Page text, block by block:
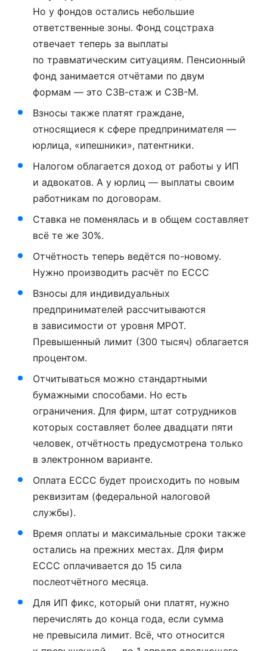
Но у фондов остались небольшие
ответственные зоны. Фонд соцстраха
отвечает теперь за выплаты
по травматическим ситуациям. Пенсионный
фонд занимается отчётами по двум
формам — это С3В-стаж и С3В-М.
Взносы также платят граждане,
относящиеся к сфере предпринимателя —
юрлица, «ипешники», патентники.
Налогом облагается доход от работы у ИП
и адвокатов. А у юрлиц — выплаты своим
работникам по договорам.
Ставка не поменялась и в общем составляет
всё те же 30%.
Отчётность теперь ведётся по-новому.
Нужно производить расчёт по ЕССС
Взносы для индивидуальных
предпринимателей рассчитываются
в зависимости от уровня МРОТ.
Превышенный лимит (300 тысяч) облагается
процентом.
Отчитываться можно стандартными
бумажными способами. Но есть
ограничения. Для фирм, штат сотрудников
которых составляет более двадцати пяти
человек, отчётность предусмотрена только
в электронном варианте.
Оплата ЕССС будет происходить по новым
реквизитам (федеральной налоговой
службы).
Время оплаты и максимальные сроки также
остались на прежних местах. Для фирм
ЕССС оплачивается до 15 сила
послеотчётного месяца.
Для ИП фикс, который они платят, нужно
перечислять до конца года, если сумма
не превысила лимит. Всё, что относится